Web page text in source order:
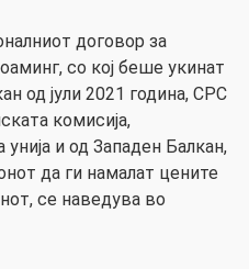
договор за
со кој беше укинат
од јули 2021 година, СРС
комисија,
и од Западен Балкан,
да ги намалат цените
се наведува во